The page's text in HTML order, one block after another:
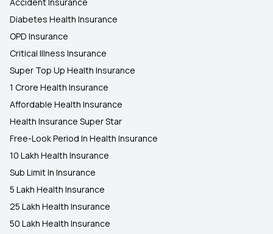
Accident Insurance
Diabetes Health Insurance
OPD Insurance
Critical Illness Insurance
Super Top Up Health Insurance
1 Crore Health Insurance
Affordable Health Insurance
Health Insurance Super Star
Free-Look Period In Health Insurance
10 Lakh Health Insurance
Sub Limit In Insurance
5 Lakh Health Insurance
25 Lakh Health Insurance
50 Lakh Health Insurance